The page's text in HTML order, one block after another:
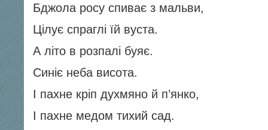
Бджола росу спиває з мальви,
Цілує спраглі їй вуста.
А літо в розпалі буяє.
Синіє неба висота.
І пахне кріп духмяно й п’янко,
І пахне медом тихий сад.